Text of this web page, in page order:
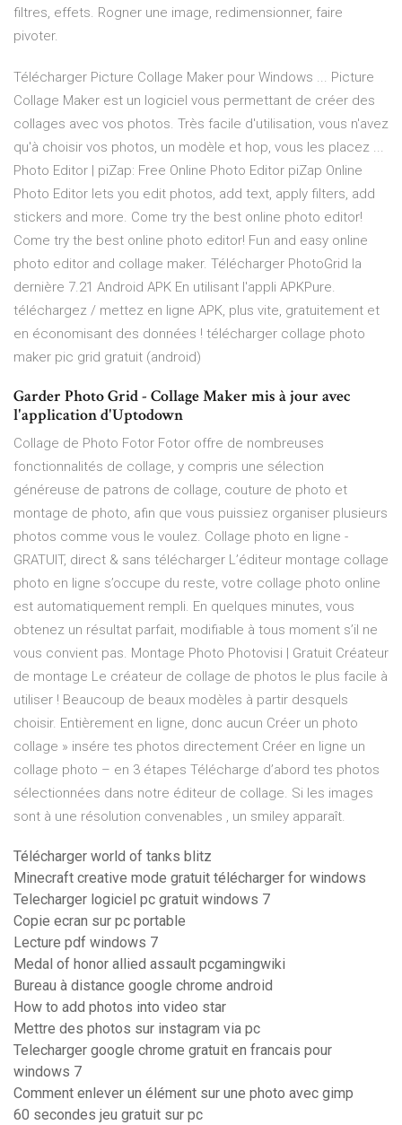
filtres, effets. Rogner une image, redimensionner, faire
pivoter.
Télécharger Picture Collage Maker pour Windows ... Picture
Collage Maker est un logiciel vous permettant de créer des
collages avec vos photos. Très facile d'utilisation, vous n'avez
qu'à choisir vos photos, un modèle et hop, vous les placez ...
Photo Editor | piZap: Free Online Photo Editor piZap Online
Photo Editor lets you edit photos, add text, apply filters, add
stickers and more. Come try the best online photo editor!
Come try the best online photo editor! Fun and easy online
photo editor and collage maker. Télécharger PhotoGrid la
dernière 7.21 Android APK En utilisant l'appli APKPure.
téléchargez / mettez en ligne APK, plus vite, gratuitement et
en économisant des données ! télécharger collage photo
maker pic grid gratuit (android)
Garder Photo Grid - Collage Maker mis à jour avec
l'application d'Uptodown
Collage de Photo Fotor Fotor offre de nombreuses
fonctionnalités de collage, y compris une sélection
généreuse de patrons de collage, couture de photo et
montage de photo, afin que vous puissiez organiser plusieurs
photos comme vous le voulez. Collage photo en ligne -
GRATUIT, direct & sans télécharger L’éditeur montage collage
photo en ligne s’occupe du reste, votre collage photo online
est automatiquement rempli. En quelques minutes, vous
obtenez un résultat parfait, modifiable à tous moment s’il ne
vous convient pas. Montage Photo Photovisi | Gratuit Créateur
de montage Le créateur de collage de photos le plus facile à
utiliser ! Beaucoup de beaux modèles à partir desquels
choisir. Entièrement en ligne, donc aucun Créer un photo
collage » insére tes photos directement Créer en ligne un
collage photo – en 3 étapes Télécharge d’abord tes photos
sélectionnées dans notre éditeur de collage. Si les images
sont à une résolution convenables , un smiley apparaît.
Télécharger world of tanks blitz
Minecraft creative mode gratuit télécharger for windows
Telecharger logiciel pc gratuit windows 7
Copie ecran sur pc portable
Lecture pdf windows 7
Medal of honor allied assault pcgamingwiki
Bureau à distance google chrome android
How to add photos into video star
Mettre des photos sur instagram via pc
Telecharger google chrome gratuit en francais pour
windows 7
Comment enlever un élément sur une photo avec gimp
60 secondes jeu gratuit sur pc